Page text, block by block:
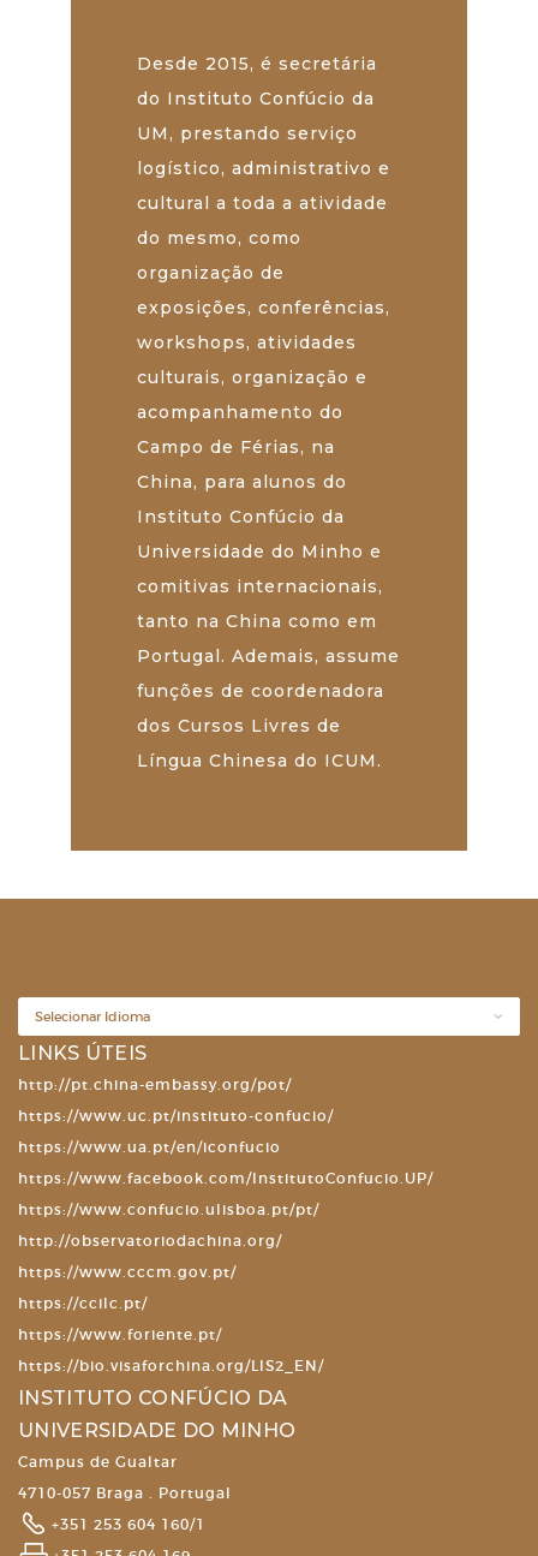
Desde 2015, é secretária
do Instituto Confúcio da
UM, prestando serviço
logístico, administrativo e
cultural a toda a atividade
do mesmo, como
organização de
exposições, conferências,
workshops, atividades
culturais, organização e
acompanhamento do
Campo de Férias, na
China, para alunos do
Instituto Confúcio da
Universidade do Minho e
comitivas internacionais,
tanto na China como em
Portugal. Ademais, assume
funções de coordenadora
dos Cursos Livres de
Língua Chinesa do ICUM.
LINKS ÚTEIS
http://pt.china-embassy.org/pot/
https://www.uc.pt/instituto-confucio/
https://www.ua.pt/en/iconfucio
https://www.facebook.com/InstitutoConfucio.UP/
https://www.confucio.ulisboa.pt/pt/
http://observatoriodachina.org/
https://www.cccm.gov.pt/
https://ccilc.pt/
https://www.foriente.pt/
https://bio.visaforchina.org/LIS2_EN/
INSTITUTO CONFÚCIO DA
UNIVERSIDADE DO MINHO
Campus de Gualtar
4710-057 Braga . Portugal
+351 253 604 160/1